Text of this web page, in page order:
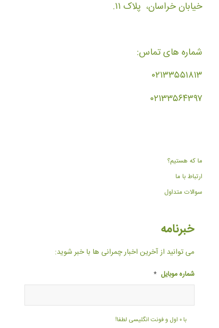
خیابان خراسان، پلاک ۱۱.
شماره های تماس:
۰۲۱۳۳۵۵۱۸۱۳
۰۲۱۳۳۵۶۴۳۹۷
ما که هستیم؟
ارتباط با ما
سوالات متداول
خبرنامه
می توانید از آخرین اخبار چمرانی ها با خبر شوید:
شماره موبایل *
با ۰ اول و فونت انگلیسی لطفا!